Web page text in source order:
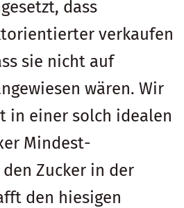
dass
verkaufen
sie nicht auf
wären. Wir
in einer solch idealen
Mindest-
Zucker in der
den hiesigen